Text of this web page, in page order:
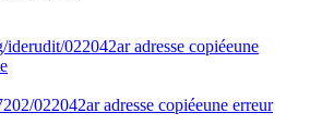
iderudit/022042aradresse copiéeune
022042aradresse copiéeune erreur